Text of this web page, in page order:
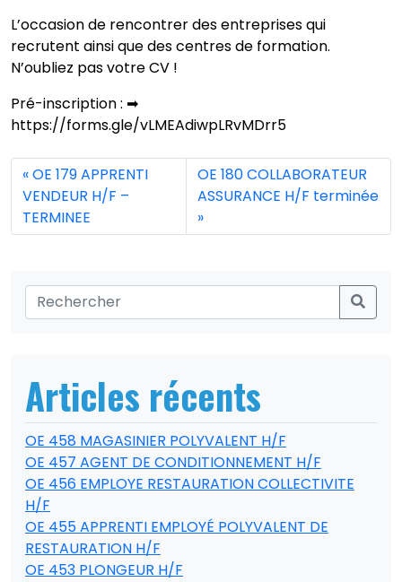
L’occasion de rencontrer des entreprises qui
recrutent ainsi que des centres de formation.
N’oubliez pas votre CV !
Pré-inscription : ➡
https://forms.gle/vLMEAdiwpLRvMDrr5
OE 179 APPRENTI
VENDEUR H/F –
TERMINEE
OE 180 COLLABORATEUR
ASSURANCE H/F terminée
Articles récents
OE 458 MAGASINIER POLYVALENT H/F
OE 457 AGENT DE CONDITIONNEMENT H/F
OE 456 EMPLOYE RESTAURATION COLLECTIVITE
H/F
OE 455 APPRENTI EMPLOYÉ POLYVALENT DE
RESTAURATION H/F
OE 453 PLONGEUR H/F